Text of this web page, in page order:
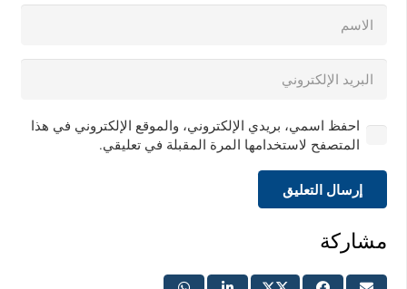
احفظ اسمي، بريدي الإلكتروني، والموقع الإلكتروني في هذا
المتصفح لاستخدامها المرة المقبلة في تعليقي.
إرسال التعليق
مشاركة